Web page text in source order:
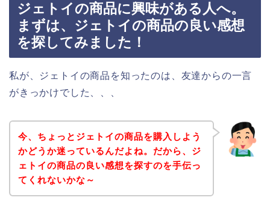
ジェトイの商品に興味がある人へ。
まずは、ジェトイの商品の良い感想
を探してみました！
私が、ジェトイの商品を知ったのは、友達からの一言
がきっかけでした、、、
今、ちょっとジェトイの商品を購入しよう
かどうか迷っているんだよね。だから、ジ
ェトイの商品の良い感想を探すのを手伝っ
てくれないかな～